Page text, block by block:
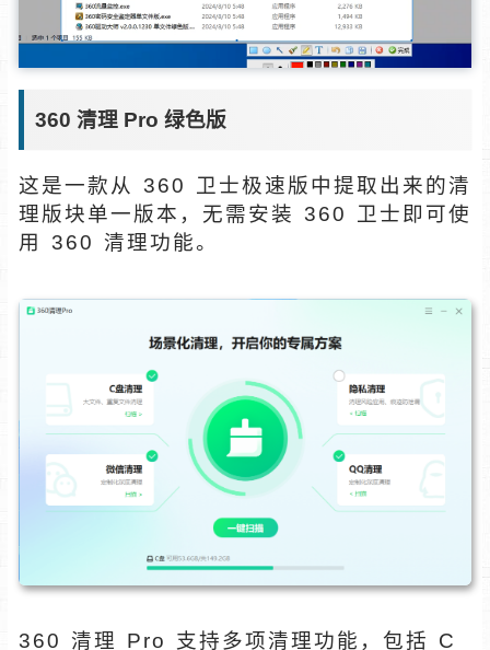
360 清理 Pro 绿色版
这是一款从 360 卫士极速版中提取出来的清
理版块单一版本，无需安装 360 卫士即可使
用 360 清理功能。
360 清理 Pro 支持多项清理功能，包括 C